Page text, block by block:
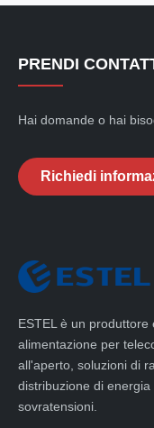
PRENDI
Hai domande o hai
Richiedi
ESTEL è un
alimentazione per
all'aperto, soluzioni di
distribuzione di
sovratensioni.